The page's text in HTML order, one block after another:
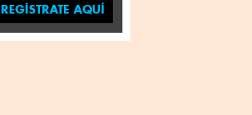
REGÍSTRATE AQUÍ